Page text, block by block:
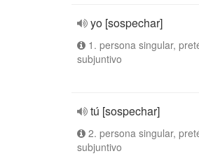
yo [sospechar]
1. persona singular,
subjuntivo
tú [sospechar]
2. persona singular,
subjuntivo